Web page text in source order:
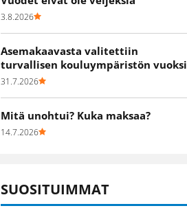
3.8.2026
Asemakaavasta valitettiin
turvallisen kouluympäristön vuoksi
31.7.2026
Mitä unohtui? Kuka maksaa?
14.7.2026
SUOSITUIMMAT